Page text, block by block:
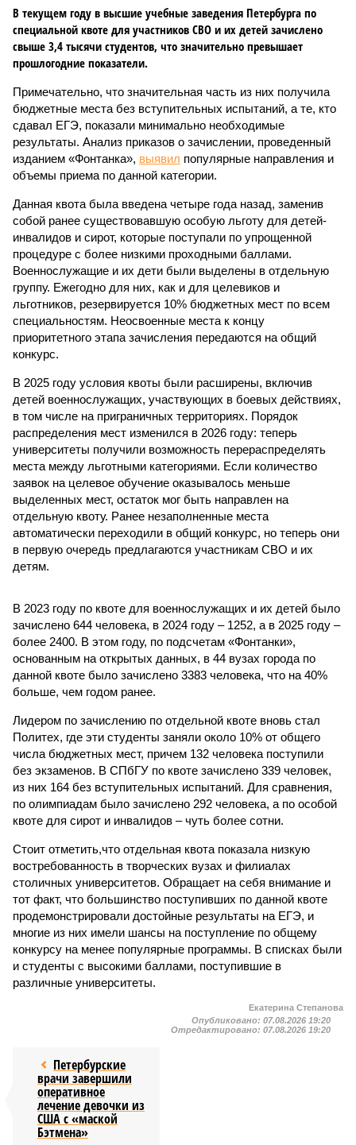
В текущем году в высшие учебные заведения Петербурга по
специальной квоте для участников СВО и их детей зачислено
свыше 3,4 тысячи студентов, что значительно превышает
прошлогодние показатели.
Примечательно, что значительная часть из них получила
бюджетные места без вступительных испытаний, а те, кто
сдавал ЕГЭ, показали минимально необходимые
результаты. Анализ приказов о зачислении, проведенный
изданием «Фонтанка», выявил популярные направления и
объемы приема по данной категории.
Данная квота была введена четыре года назад, заменив
собой ранее существовавшую особую льготу для детей-
инвалидов и сирот, которые поступали по упрощенной
процедуре с более низкими проходными баллами.
Военнослужащие и их дети были выделены в отдельную
группу. Ежегодно для них, как и для целевиков и
льготников, резервируется 10% бюджетных мест по всем
специальностям. Неосвоенные места к концу
приоритетного этапа зачисления передаются на общий
конкурс.
В 2025 году условия квоты были расширены, включив
детей военнослужащих, участвующих в боевых действиях,
в том числе на приграничных территориях. Порядок
распределения мест изменился в 2026 году: теперь
университеты получили возможность перераспределять
места между льготными категориями. Если количество
заявок на целевое обучение оказывалось меньше
выделенных мест, остаток мог быть направлен на
отдельную квоту. Ранее незаполненные места
автоматически переходили в общий конкурс, но теперь они
в первую очередь предлагаются участникам СВО и их
детям.
В 2023 году по квоте для военнослужащих и их детей было
зачислено 644 человека, в 2024 году – 1252, а в 2025 году –
более 2400. В этом году, по подсчетам «Фонтанки»,
основанным на открытых данных, в 44 вузах города по
данной квоте было зачислено 3383 человека, что на 40%
больше, чем годом ранее.
Лидером по зачислению по отдельной квоте вновь стал
Политех, где эти студенты заняли около 10% от общего
числа бюджетных мест, причем 132 человека поступили
без экзаменов. В СПбГУ по квоте зачислено 339 человек,
из них 164 без вступительных испытаний. Для сравнения,
по олимпиадам было зачислено 292 человека, а по особой
квоте для сирот и инвалидов – чуть более сотни.
Стоит отметить,что отдельная квота показала низкую
востребованность в творческих вузах и филиалах
столичных университетов. Обращает на себя внимание и
тот факт, что большинство поступивших по данной квоте
продемонстрировали достойные результаты на ЕГЭ, и
многие из них имели шансы на поступление по общему
конкурсу на менее популярные программы. В списках были
и студенты с высокими баллами, поступившие в
различные университеты.
Екатерина Степанова
Опубликовано: 07.08.2026 19:20
Отредактировано: 07.08.2026 19:20
Петербурские
врачи завершили
оперативное
лечение девочки из
США с «маской
Бэтмена»